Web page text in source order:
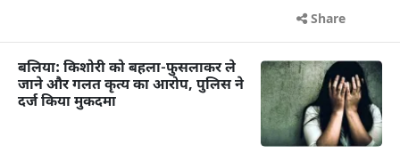
Share
बलिया: किशोरी को बहला-फुसलाकर ले
जाने और गलत कृत्य का आरोप, पुलिस ने
दर्ज किया मुकदमा